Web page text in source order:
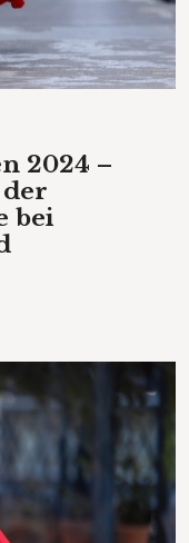
2024 –
bei